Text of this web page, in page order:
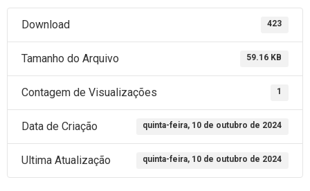
Download 423
Tamanho do Arquivo 59.16 KB
Contagem de Visualizações 1
Data de Criação quinta-feira, 10 de outubro de 2024
Ultima Atualização quinta-feira, 10 de outubro de 2024